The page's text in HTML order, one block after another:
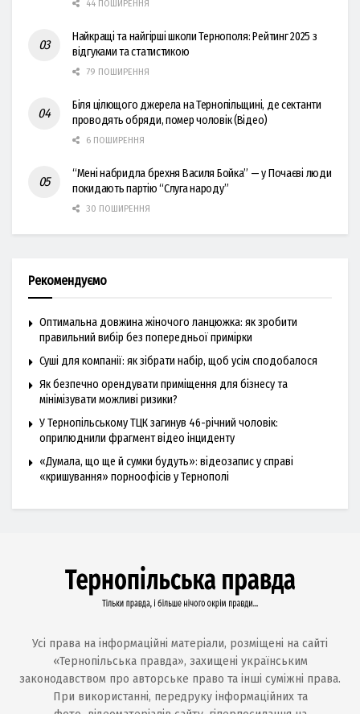
44 ПОШИРЕННЯ
Найкращі та найгірші школи Тернополя: Рейтинг 2025 з
відгуками та статистикою
79 ПОШИРЕННЯ
Біля цілющого джерела на Тернопільщині, де сектанти
проводять обряди, помер чоловік (Відео)
6 ПОШИРЕННЯ
“Мені набридла брехня Василя Бойка” — у Почаєві люди
покидають партію “Слуга народу”
30 ПОШИРЕННЯ
Рекомендуємо
Оптимальна довжина жіночого ланцюжка: як зробити
правильний вибір без попередньої примірки
Суші для компанії: як зібрати набір, щоб усім сподобалося
Як безпечно орендувати приміщення для бізнесу та
мінімізувати можливі ризики?
У Тернопільському ТЦК загинув 46-річний чоловік:
оприлюднили фрагмент відео інциденту
«Думала, що ще й сумки будуть»: відеозапис у справі
«кришування» порноофісів у Тернополі
Усі права на інформаційні матеріали, розміщені на сайті
«Тернопільська правда», захищені українським
законодавством про авторське право та інші суміжні права.
При використанні, передруку інформаційних та